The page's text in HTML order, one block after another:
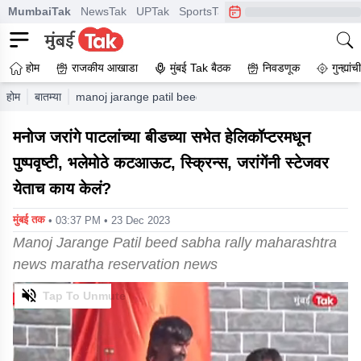
MumbaiTak NewsTak UPTak SportsTak CrimeTak
होम राजकीय आखाडा मुंबई Tak बैठक निवडणूक
होम बातम्या manoj jarange patil beed sabha rally maharashtra
मनोज जरांगे पाटलांच्या बीडच्या सभेत हेलिकॉप्टरमधून
पुष्पवृष्टी, भलेमोठे कटआऊट, स्क्रिन्स, जरांगेंनी स्टेजवर
येताच काय केलं?
मुंबई तक • 03:37 PM • 23 Dec 2023
Manoj Jarange Patil beed sabha rally maharashtra
news maratha reservation news
0
of
3
minutes,
seconds